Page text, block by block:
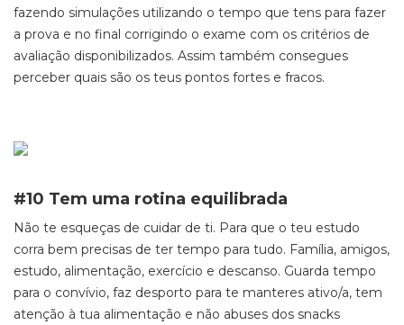
fazendo simulações utilizando o tempo que tens para fazer
a prova e no final corrigindo o exame com os critérios de
avaliação disponibilizados. Assim também consegues
perceber quais são os teus pontos fortes e fracos.
#10 Tem uma rotina equilibrada
Não te esqueças de cuidar de ti. Para que o teu estudo
corra bem precisas de ter tempo para tudo. Família, amigos,
estudo, alimentação, exercício e descanso. Guarda tempo
para o convívio, faz desporto para te manteres ativo/a, tem
atenção à tua alimentação e não abuses dos snacks